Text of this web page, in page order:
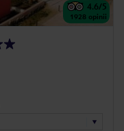
4.6/5
1928 opinii